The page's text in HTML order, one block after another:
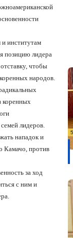
институтам
позицию лидера
чтобы
народов.
коренных
лидеров.
нападок и
Камачо, против
за ход
с ним и